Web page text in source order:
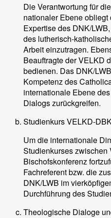
Die Verantwortung für
nationaler Ebene
Expertise des DNK/
des lutherisch-
Arbeit einzutragen.
Beauftragte der VELKD
bedienen. Das DNK/
Kompetenz des
internationale Ebene
Dialogs zurückgreifen.
Studienkurs VELKD-
Um die internationale
Studienkurses
Bischofskonferenz
Fachreferent bzw. die
DNK/LWB im
Durchführung des
Theologische Dialoge